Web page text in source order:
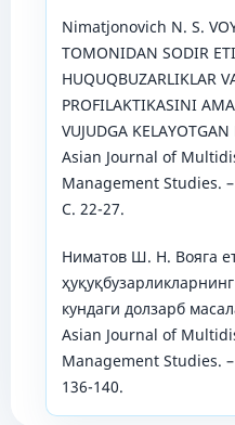
Nimatjonovich N. S.
TOMONIDAN SODIR
HUQUQBUZARLIKLAR
PROFILAKTIKASINI
VUJUDGA
Asian Journal of
Management Studies.
С. 22-27.
Ниматов Ш. Н. Вояга
кундаги долзарб
Asian Journal of
Management Studies.
136-140.